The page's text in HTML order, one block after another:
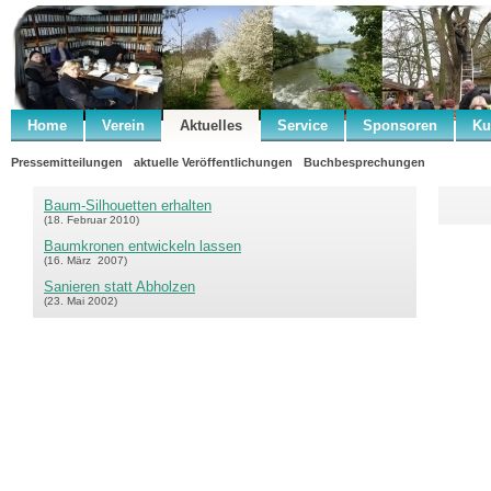
Home Verein Aktuelles Service Sponsoren
Pressemitteilungen aktuelle Veröffentlichungen Buchbesprechungen
Baum-Silhouetten erhalten
(18. Februar 2010)
Baumkronen entwickeln lassen
(16. März 2007)
Sanieren statt Abholzen
(23. Mai 2002)